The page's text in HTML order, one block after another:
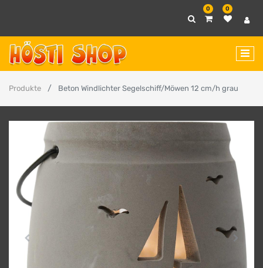
0 0
Produkte Beton Windlichter Segelschiff/Möwen 12 cm/h grau